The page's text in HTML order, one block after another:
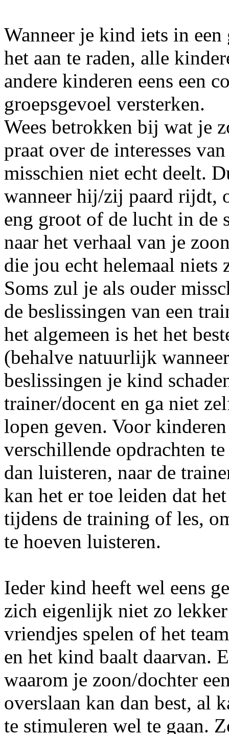
Wanneer je kind iets in
het aan te raden, alle
andere kinderen eens een
groepsgevoel versterken.
Wees betrokken bij wat je
praat over de interesses
misschien niet echt deelt.
wanneer hij/zij paard rijdt,
eng groot of de lucht in de
naar het verhaal van je
die jou echt helemaal niets
Soms zul je als ouder
de beslissingen van een
het algemeen is het het
(behalve natuurlijk
beslissingen je kind
trainer/docent en ga niet
lopen geven. Voor
verschillende opdrachten
dan luisteren, naar de
kan het er toe leiden dat
tijdens de training of les,
te hoeven luisteren.
Ieder kind heeft wel eens
zich eigenlijk niet zo
vriendjes spelen of het
en het kind baalt daarvan.
waarom je zoon/dochter
overslaan kan dan best, al
te stimuleren wel te gaan.